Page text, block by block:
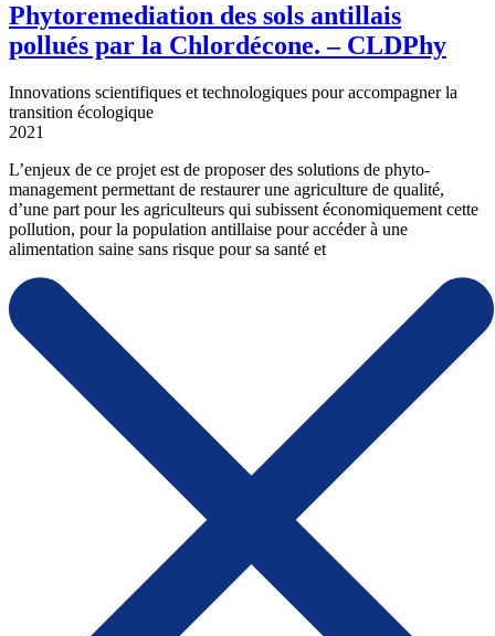
Phytoremediation des sols antillais
pollués par la Chlordécone. – CLDPhy
Innovations scientifiques et technologiques pour accompagner la
transition écologique
2021
L’enjeux de ce projet est de proposer des solutions de phyto-
management permettant de restaurer une agriculture de qualité,
d’une part pour les agriculteurs qui subissent économiquement cette
pollution, pour la population antillaise pour accéder à une
alimentation saine sans risque pour sa santé et